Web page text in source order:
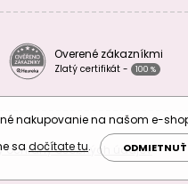
Overené zákazníkmi
Zlatý certifikát - 100 %
ochrany osobných údajov
nakupovanie na našom e-
sa dočítate tu. ODMIETNUŤ